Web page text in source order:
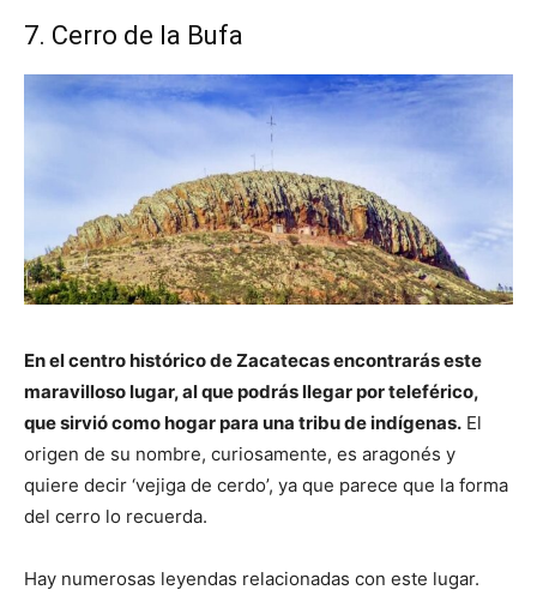
7. Cerro de la Bufa
En el centro histórico de Zacatecas encontrarás este
maravilloso lugar, al que podrás llegar por teleférico,
que sirvió como hogar para una tribu de indígenas. El
origen de su nombre, curiosamente, es aragonés y
quiere decir ‘vejiga de cerdo’, ya que parece que la forma
del cerro lo recuerda.
Hay numerosas leyendas relacionadas con este lugar.